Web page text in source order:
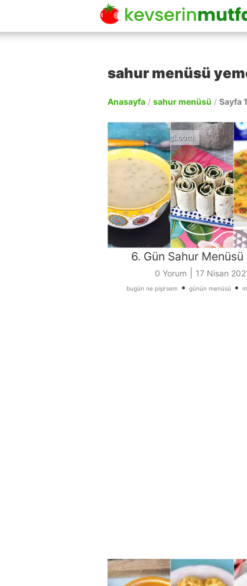
sahur menüsü
Anasayfa / sahur menüsü / Sayfa
6. Gün Sahur Menüsü
0 Yorum 17 Nisan
bugün ne pişirsem • günün menüsü •